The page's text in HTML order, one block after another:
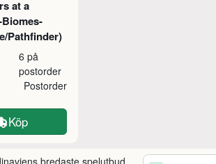
at a
Pathfinder)
6 på
postorder
Postorder
Köp
bredaste spelutbud